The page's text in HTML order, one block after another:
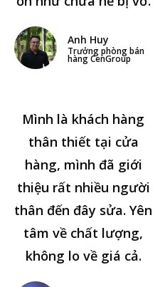
Anh Huy
Trưởng phòng bán
hàng CenGroup
Mình là khách hàng
thân thiết tại cửa
hàng, mình đã giới
thiệu rất nhiều người
thân đến đây sửa. Yên
tâm về chất lượng,
không lo về giá cả.